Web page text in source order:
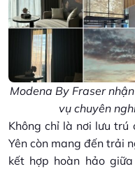
Modena By Fraser
vụ chuyên
Không chỉ là nơi lưu trú
Yên còn mang đến trải
kết hợp hoàn hảo